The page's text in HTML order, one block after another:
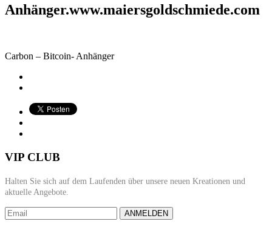
Anhänger.www.maiersgoldschmiede.com
Carbon – Bitcoin- Anhänger
VIP CLUB
Halten Sie sich auf dem Laufenden über unsere neuen Kreationen und
aktuelle Angebote.
ANMELDEN